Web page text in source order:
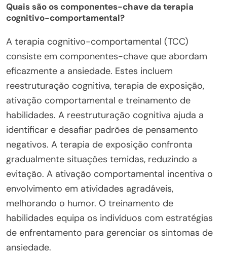
Quais são os componentes-chave da terapia
cognitivo-comportamental?
A terapia cognitivo-comportamental (TCC)
consiste em componentes-chave que abordam
eficazmente a ansiedade. Estes incluem
reestruturação cognitiva, terapia de exposição,
ativação comportamental e treinamento de
habilidades. A reestruturação cognitiva ajuda a
identificar e desafiar padrões de pensamento
negativos. A terapia de exposição confronta
gradualmente situações temidas, reduzindo a
evitação. A ativação comportamental incentiva o
envolvimento em atividades agradáveis,
melhorando o humor. O treinamento de
habilidades equipa os indivíduos com estratégias
de enfrentamento para gerenciar os sintomas de
ansiedade.